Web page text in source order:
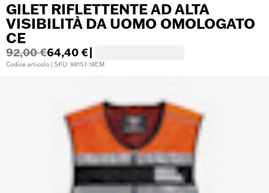
GILET RIFLETTENTE AD ALTA
VISIBILITÀ DA UOMO OMOLOGATO
CE
92,00 €64,40 €
Codice articolo | SKU: 98157-18EM